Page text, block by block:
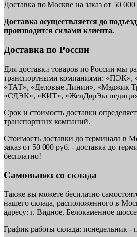
Доставка по Москве на заказ от 50
Доставка осуществляется до
производится силами клиента.
Доставка по России
Для доставки товаров по России мы
транспортными компаниями: «ПЭК»,
«ТАТ», «Деловые Линии», «Мэджик
«СДЭК», «КИТ»,
Срок и стоимость доставки
транспортных компаний.
Стоимость доставки до терминала в
заказ от 50 000 руб. - доставка до
бесплатно!
Самовывоз со склада
Также вы можете бесплатно
нашего склада, расположенного в
адресу: г. Видное, Белокаменное
График работы склада: понедельник -